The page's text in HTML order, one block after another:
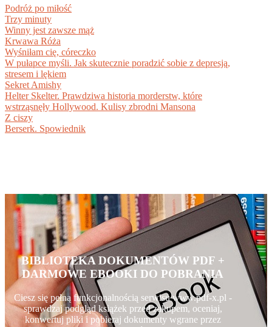
Podróż po miłość
Trzy minuty
Winny jest zawsze mąż
Krwawa Róża
Wyśniłam cię, córeczko
W pułapce myśli. Jak skutecznie poradzić sobie z depresją,
stresem i lękiem
Sekret Amishy
Helter Skelter. Prawdziwa historia morderstw, które
wstrząsnęły Hollywood. Kulisy zbrodni Mansona
Z ciszy
Berserk. Spowiednik
BIBLIOTEKA DOKUMENTÓW PDF +
DARMOWE EBOOKI DO POBRANIA
Ciesz się pełną funkcjonalnością serwisu www.pdf-x.pl -
sprawdzaj podgląd książek przed zakupem, oceniaj,
konwertuj pliki i pobieraj dokumenty wgrane przez